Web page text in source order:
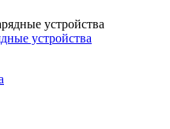
устройства